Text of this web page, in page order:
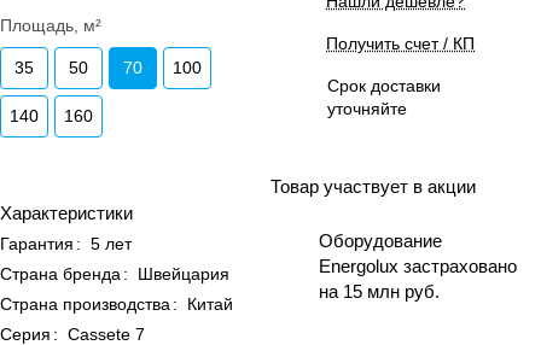
Площадь, м²
35 50 70 100
140 160
Характеристики
Гарантия : 5 лет
Страна бренда :
Швейцария
Страна производства :
Китай
Серия : Cassete 7
Получить счет / КП
Срок доставки
уточняйте
Товар участвует в акции
Оборудование
Energolux застраховано
на 15 млн руб.